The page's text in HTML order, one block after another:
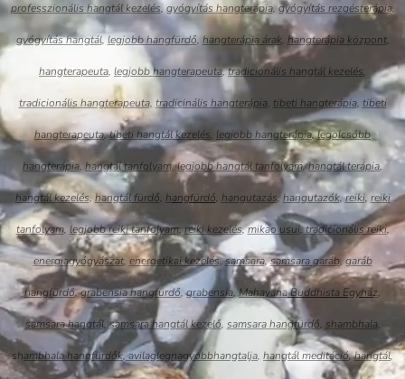
professzionális hangtál kezelés,gyógyítás hangterápia,gyógyítás rezgésterápia,
gyógyítás hangtál,legjobb hangfürdő, hangterápia árak, hangterápia központ,
hangterapeuta, legjobb hangterapeuta,tradicionális hangtál kezelés,
tradicionális hangterapeuta, tradicinális hangterápia, tibeti hangterápia, tibeti
hangterapeuta,tibeti hangtál kezelés, legjobb hangterápia,legolcsóbb
hangterápia, hangtál tanfolyam,legjobb hangtál tanfolyam,hangtál terápia,
hangtál kezelés,hangtál fürdő, hangfürdő, hangutazás,hangutazók,reiki, reiki
tanfolyam,legjobb reiki tanfolyam,reiki kezelés,mikao usui,tradicionális reiki,
energiagyógyászat, energetikai kezelés,samsara,samsara garáb,garáb
hangfürdő,grabensia hangfürdő,grabensia,MahayanaBuddhista Egyház,
samsara hangtál,samsara hangtál kezelő, samsara hangfürdő, shambhala,
shambhala hangfürdők,avilaglegnagyobbhangtalja, hangtál meditáció,hangtál,